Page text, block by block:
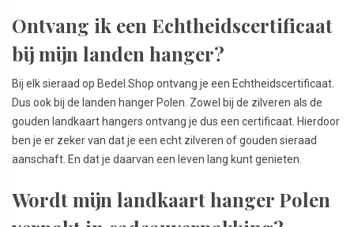
Ontvang ik een Echtheidscertificaat
bij mijn landen hanger?
Bij elk sieraad op Bedel.Shop ontvang je een Echtheidscertificaat.
Dus ook bij de landen hanger Polen. Zowel bij de zilveren als de
gouden landkaart hangers ontvang je dus een certificaat. Hierdoor
ben je er zeker van dat je een echt zilveren of gouden sieraad
aanschaft. En dat je daarvan een leven lang kunt genieten.
Wordt mijn landkaart hanger Polen